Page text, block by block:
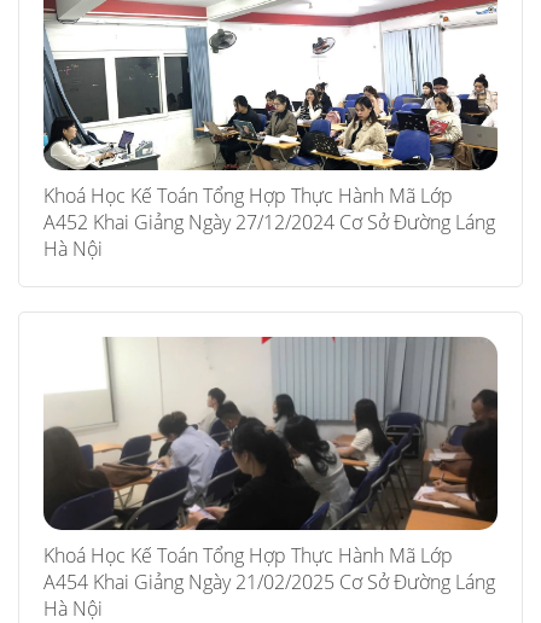
Khoá Học Kế Toán Tổng Hợp Thực Hành Mã Lớp
A452 Khai Giảng Ngày 27/12/2024 Cơ Sở Đường Láng
Hà Nội
Khoá Học Kế Toán Tổng Hợp Thực Hành Mã Lớp
A454 Khai Giảng Ngày 21/02/2025 Cơ Sở Đường Láng
Hà Nội